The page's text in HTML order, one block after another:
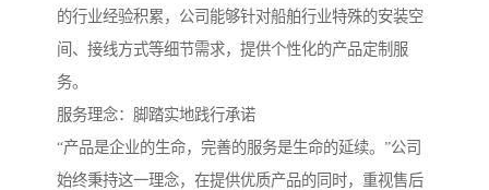
的行业经验积累，公司能够针对船舶行业特殊的安装空
间、接线方式等细节需求，提供个性化的产品定制服
务。
服务理念：脚踏实地践行承诺
“产品是企业的生命，完善的服务是生命的延续。”公司
始终秉持这一理念，在提供优质产品的同时，重视售后